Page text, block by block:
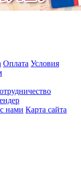
Оплата Условия
нами Карта сайта